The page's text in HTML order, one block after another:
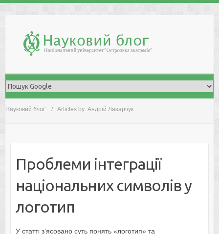
Науковий блоґ Articles by: Андрій Лазарчук
Проблеми інтеграції
національних символів у
логотип
У статті з’ясовано суть понять «логотип» та